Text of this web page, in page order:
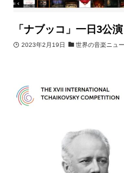
「ナブッコ」一日3公演
2023年2月19日 世界の音楽ニュ